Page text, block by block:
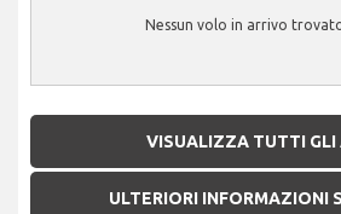
Nessun volo in arrivo
VISUALIZZA TUTTI GLI
ULTERIORI INFORMAZIONI